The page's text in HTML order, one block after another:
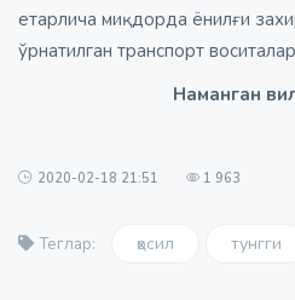
етарлича миқдорда ёнилғи
ўрнатилган транспорт
Наманган
2020-02-18 21:51 1 963
Теглар: ҳосил тунгги